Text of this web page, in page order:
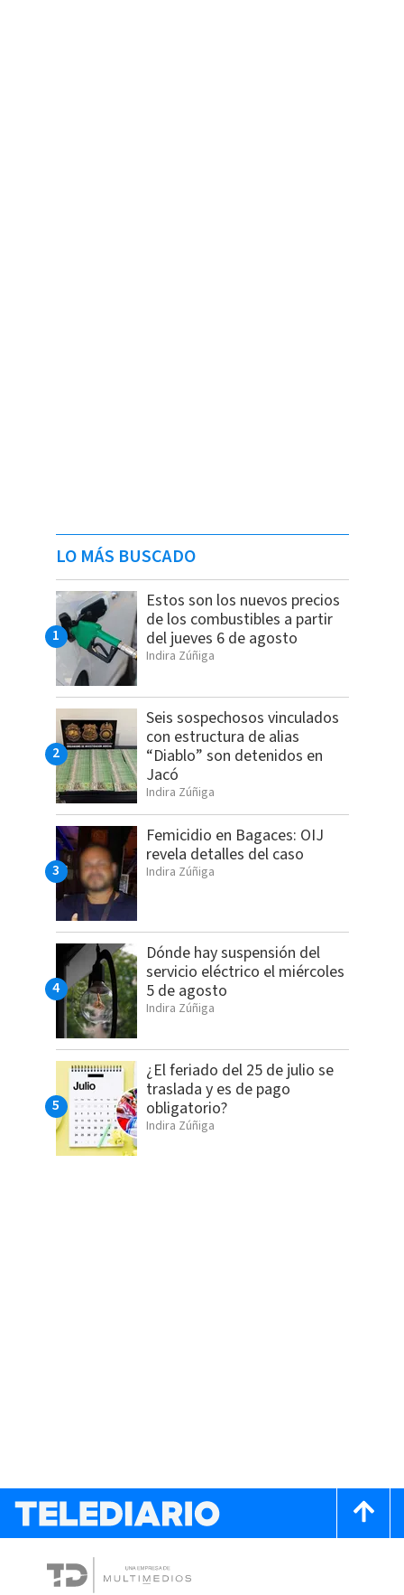
LO MÁS BUSCADO
Estos son los nuevos precios
de los combustibles a partir
del jueves 6 de agosto
Indira Zúñiga
Seis sospechosos vinculados
con estructura de alias
“Diablo” son detenidos en
Jacó
Indira Zúñiga
Femicidio en Bagaces: OIJ
revela detalles del caso
Indira Zúñiga
Dónde hay suspensión del
servicio eléctrico el miércoles
5 de agosto
Indira Zúñiga
¿El feriado del 25 de julio se
traslada y es de pago
obligatorio?
Indira Zúñiga